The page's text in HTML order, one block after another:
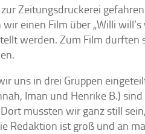
Zeitungsdruckerei
einen Film über „Willi
werden. Zum Film durften
uns in drei Gruppen
Iman und Henrike B.)
mussten wir ganz still
Redaktion ist groß und an